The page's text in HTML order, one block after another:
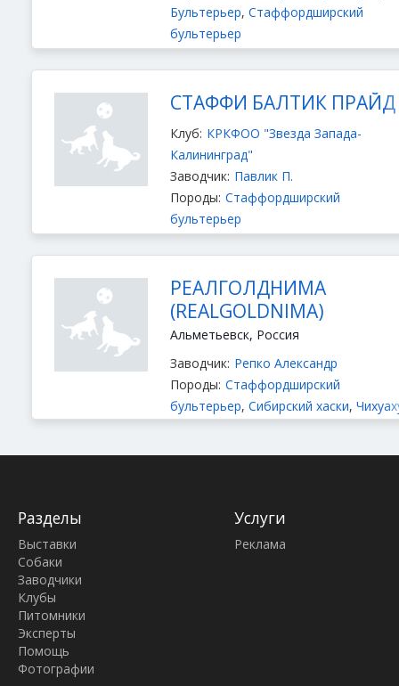
Бультерьер, Стаффордширский
бультерьер
СТАФФИ БАЛТИК ПРАЙД
Клуб: КРКФОО "Звезда Запада-
Калининград"
Заводчик: Павлик П.
Породы: Стаффордширский
бультерьер
РЕАЛГОЛДНИМА
(REALGOLDNIMA)
Альметьевск, Россия
Заводчик: Репко Александр
Породы: Стаффордширский
бультерьер, Сибирский хаски,
Разделы
Выставки
Собаки
Заводчики
Клубы
Питомники
Эксперты
Помощь
Фотографии
Услуги
Реклама